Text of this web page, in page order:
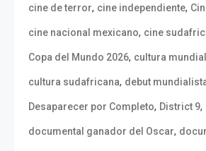
cine de terror, cine independiente,
cine nacional mexicano, cine
Copa del Mundo 2026, cultura
cultura sudafricana, debut
Desaparecer por Completo, District 9,
documental ganador del Oscar,